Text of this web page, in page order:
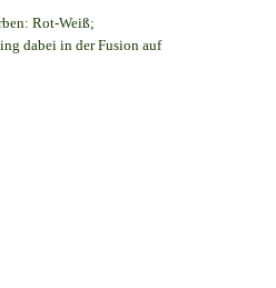
Rot-Weiß;
dabei in der Fusion auf